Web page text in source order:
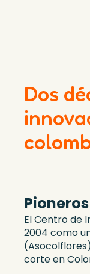
Dos
El Centro de
2004 como
corte en